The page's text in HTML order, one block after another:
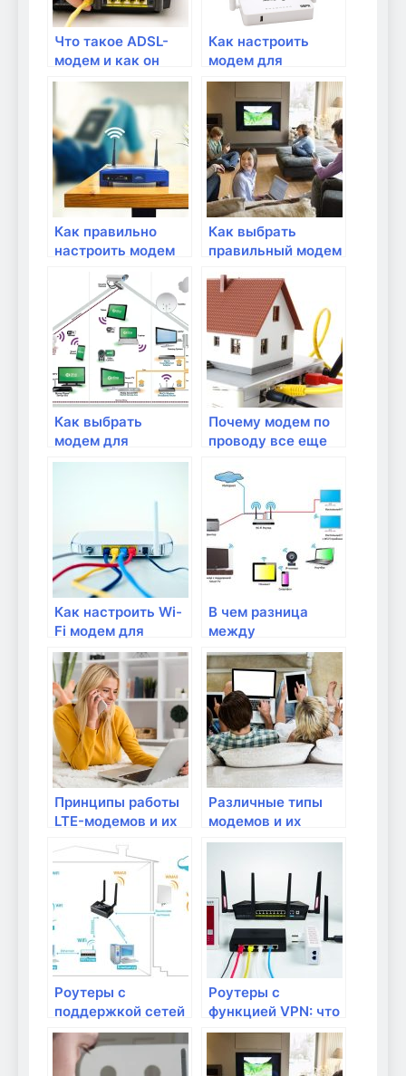
Что такое ADSL-
модем и как он
работает?
Как настроить
модем для
использования
подключения по
Ethernet?
Как правильно
настроить модем
через сетевой
кабель?
Как выбрать
правильный модем
интернета?
Как выбрать
модем для
стабильного
Почему модем по
проводу все еще
Как настроить Wi-
Fi модем для
быстрого и
надежного
подключения?
В чем разница
между
кабельными и DSL-
модемами?
Принципы работы
LTE-модемов и их
Различные типы
модемов и их
особенности
Роутеры с
поддержкой сетей
нового поколения:
что это такое?
Роутеры с
функцией VPN: что
это такое и как
настроить?